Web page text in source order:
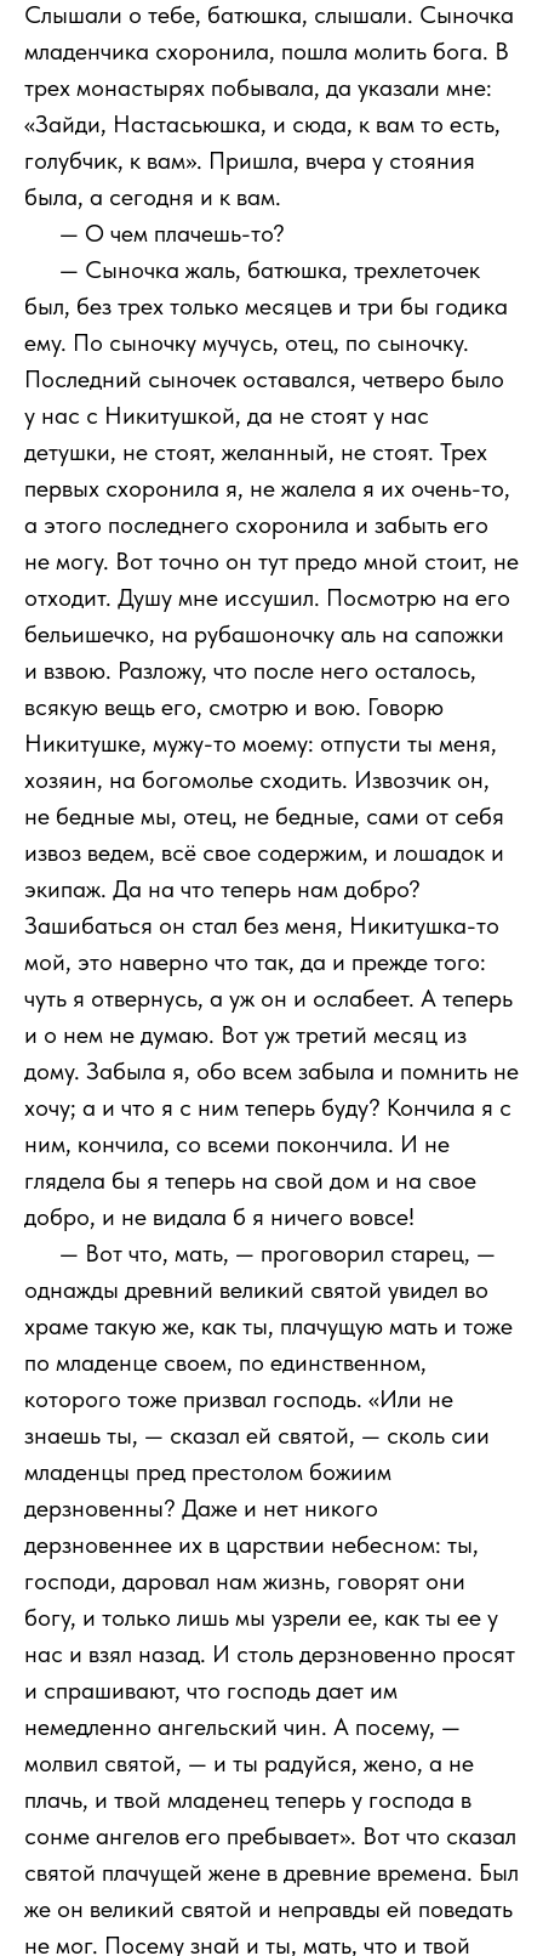
Слышали о тебе, батюшка, слышали. Сыночка
младенчика схоронила, пошла молить бога. В
трех монастырях побывала, да указали мне:
«Зайди, Настасьюшка, и сюда, к вам то есть,
голубчик, к вам». Пришла, вчера у стояния
была, а сегодня и к вам.
— О чем плачешь-то?
— Сыночка жаль, батюшка, трехлеточек
был, без трех только месяцев и три бы годика
ему. По сыночку мучусь, отец, по сыночку.
Последний сыночек оставался, четверо было
у нас с Никитушкой, да не стоят у нас
детушки, не стоят, желанный, не стоят. Трех
первых схоронила я, не жалела я их очень-то,
а этого последнего схоронила и забыть его
не могу. Вот точно он тут предо мной стоит, не
отходит. Душу мне иссушил. Посмотрю на его
бельишечко, на рубашоночку аль на сапожки
и взвою. Разложу, что после него осталось,
всякую вещь его, смотрю и вою. Говорю
Никитушке, мужу-то моему: отпусти ты меня,
хозяин, на богомолье сходить. Извозчик он,
не бедные мы, отец, не бедные, сами от себя
извоз ведем, всё свое содержим, и лошадок и
экипаж. Да на что теперь нам добро?
Зашибаться он стал без меня, Никитушка-то
мой, это наверно что так, да и прежде того:
чуть я отвернусь, а уж он и ослабеет. А теперь
и о нем не думаю. Вот уж третий месяц из
дому. Забыла я, обо всем забыла и помнить не
хочу; а и что я с ним теперь буду? Кончила я с
ним, кончила, со всеми покончила. И не
глядела бы я теперь на свой дом и на свое
добро, и не видала б я ничего вовсе!
— Вот что, мать, — проговорил старец, —
однажды древний великий святой увидел во
храме такую же, как ты, плачущую мать и тоже
по младенце своем, по единственном,
которого тоже призвал господь. «Или не
знаешь ты, — сказал ей святой, — сколь сии
младенцы пред престолом божиим
дерзновенны? Даже и нет никого
дерзновеннее их в царствии небесном: ты,
господи, даровал нам жизнь, говорят они
богу, и только лишь мы узрели ее, как ты ее у
нас и взял назад. И столь дерзновенно просят
и спрашивают, что господь дает им
немедленно ангельский чин. А посему, —
молвил святой, — и ты радуйся, жено, а не
плачь, и твой младенец теперь у господа в
сонме ангелов его пребывает». Вот что сказал
святой плачущей жене в древние времена. Был
же он великий святой и неправды ей поведать
не мог. Посему знай и ты, мать, что и твой